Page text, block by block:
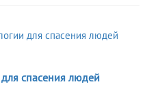
спасения людей